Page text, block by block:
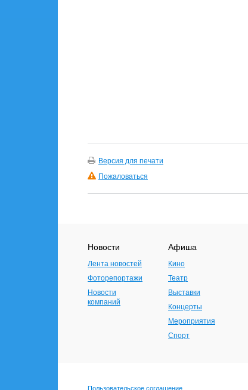
Версия для печати
Пожаловаться
Новости
Лента новостей
Фоторепортажи
Новости
компаний
Афиша
Кино
Театр
Выставки
Концерты
Мероприятия
Спорт
Пользовательское соглашение